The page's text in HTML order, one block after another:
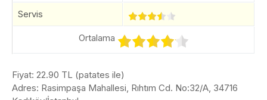
Servis
Ortalama
Fiyat: 22.90 TL (patates ile)
Adres: Rasimpaşa Mahallesi, Rıhtım Cd. No:32/A, 34716